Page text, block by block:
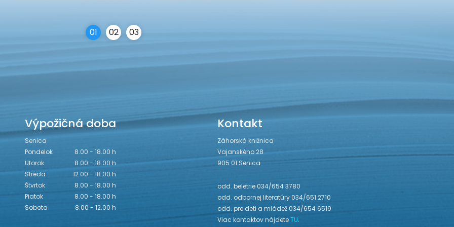
01 02 03
Výpožičná doba
Senica
Pondelok
8.00 - 18.00 h
Utorok
8.00 - 18.00 h
Streda
12.00 - 18.00 h
Štvrtok
8.00 - 18.00 h
Piatok
8.00 - 18.00 h
Sobota
8.00 - 12.00 h
Kontakt
Záhorská knižnica
Vajanského 28
905 01 Senica
odd. beletrie 034/654 3780
odd. odbornej literatúry 034/651 2710
odd. pre deti a mládež 034/654 6519
Viac kontaktov nájdeteTU.